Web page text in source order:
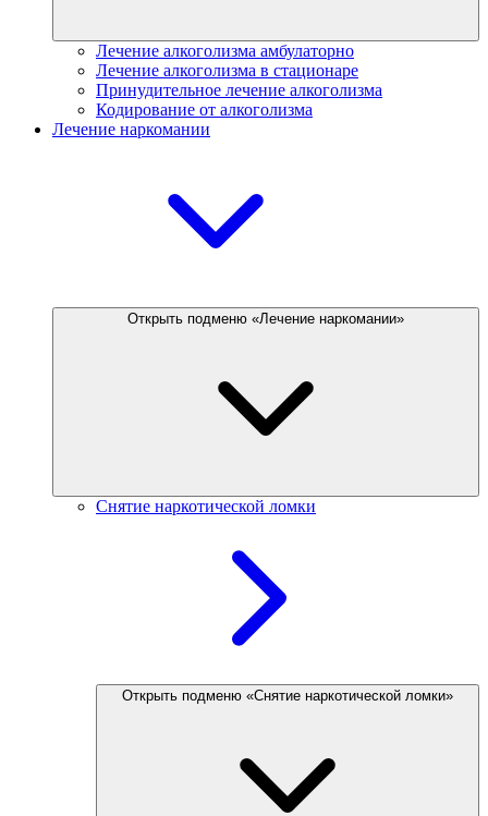
Лечение алкоголизма амбулаторно
Лечение алкоголизма в стационаре
Принудительное лечение алкоголизма
Кодирование от алкоголизма
Лечение наркомании
Открыть подменю «Лечение наркомании»
Снятие наркотической ломки
Открыть подменю «Снятие наркотической ломки»